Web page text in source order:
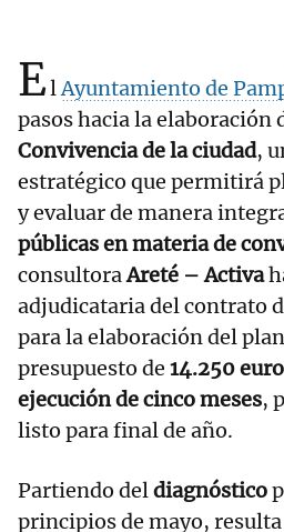
ElAyuntamiento de
pasos hacia la elaboración
Convivencia de la ciudad,
estratégico que permitirá
y evaluar de manera
públicas en materia de
consultoraAreté – Activa
adjudicataria del contrato
para la elaboración del
presupuesto de 14.250
ejecución de cinco meses,
listo para final de año.
Partiendo deldiagnóstico
principios de mayo,